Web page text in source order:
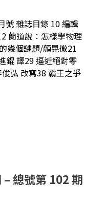
號 雜誌目錄 10 編輯
蘭道說：怎樣學物理
幾個謎題/顏晃徹21
錕 譯29 逼近絕對零
弘 改寫38 霸王之爭
總號第 102 期